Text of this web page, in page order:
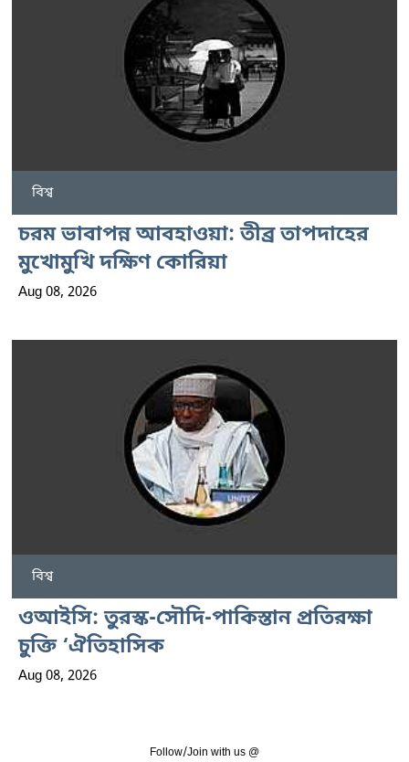
বিশ্ব
চরম ভাবাপন্ন আবহাওয়া: তীব্র তাপদাহের
মুখোমুখি দক্ষিণ কোরিয়া
Aug 08, 2026
বিশ্ব
ওআইসি: তুরস্ক-সৌদি-পাকিস্তান প্রতিরক্ষা
চুক্তি ‘ঐতিহাসিক
Aug 08, 2026
Follow/Join with us @